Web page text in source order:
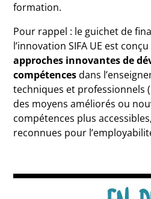
formation.
Pour rappel : le guichet de
l’innovation SIFA UE est
approches innovantes de
compétencesdans
techniques et professionnels
des moyens améliorés ou
compétences plus
reconnues pour